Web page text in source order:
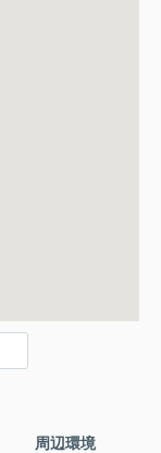
周辺環境